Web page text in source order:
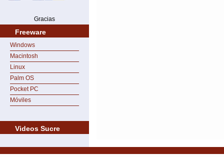
Gracias
Freeware
Windows
Macintosh
Linux
Palm OS
Pocket PC
Móviles
Videos Sucre